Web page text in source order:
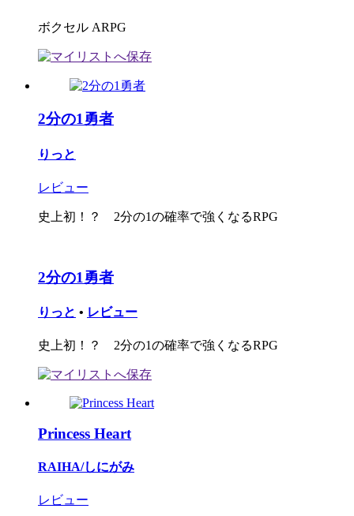
ボクセル ARPG
2分の1勇者
りっと
レビュー
史上初！？ 2分の1の確率で強くなるRPG
2分の1勇者
りっと • レビュー
史上初！？ 2分の1の確率で強くなるRPG
Princess Heart
RAIHA/しにがみ
レビュー